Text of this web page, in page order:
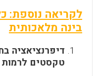
לקריאה נוספת:
בינה מלאכותית
דיפרנציאציה
טקסטים לרמות